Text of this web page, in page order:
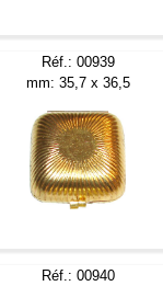
Réf.: 00939
mm: 35,7 x 36,5
Réf.: 00940